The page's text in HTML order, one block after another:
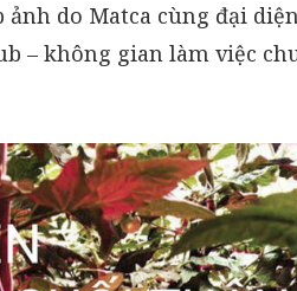
do Matca cùng đại
– không gian làm việc